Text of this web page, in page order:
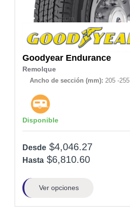
Goodyear Endurance
Remolque
Ancho de sección (mm): 205 -255
Disponible
Desde $4,046.27
Hasta $6,810.60
Ver opciones